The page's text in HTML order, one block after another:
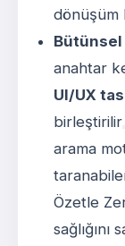
dönüşüm
Bütünsel
anahtar
UI/UX
birleştirilir
arama
Özetle